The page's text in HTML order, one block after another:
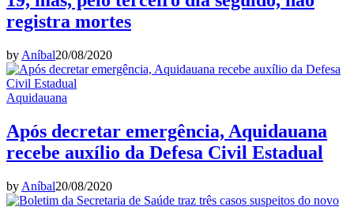
registra mortes
by Aníbal20/08/2020
Aquidauana
Após decretar emergência, Aquidauana
recebe auxílio da Defesa Civil Estadual
by Aníbal20/08/2020